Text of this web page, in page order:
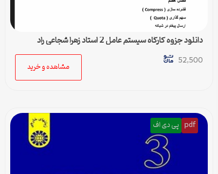
دانلود جزوه کارگاه سیستم عامل 2 استاد زهرا شجاعی راد
52,500
مشاهده و خرید
pdf پی دی اف